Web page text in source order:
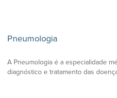
Pneumologia
A Pneumologia é a especialidade
diagnóstico e tratamento das